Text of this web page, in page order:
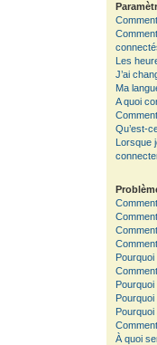
Les
J’ai
Ma
A quoi
Qu’est-
Lorsque
À quoi